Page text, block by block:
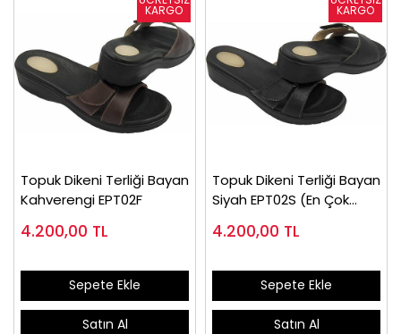
Topuk Dikeni Terliği Bayan
Kahverengi EPT02F
4.200,00 TL
Sepete Ekle
Satın Al
Topuk Dikeni Terliği Bayan
Siyah EPT02S (En Çok
4.200,00 TL
Sepete Ekle
Satın Al